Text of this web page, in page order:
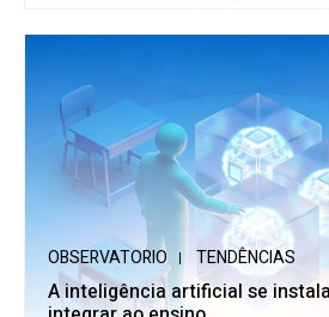
OBSERVATORIO TENDÊNCIAS
A inteligência artificial se